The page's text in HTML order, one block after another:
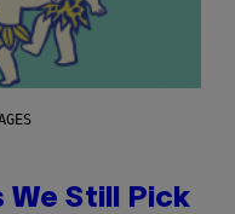
We Still Pick